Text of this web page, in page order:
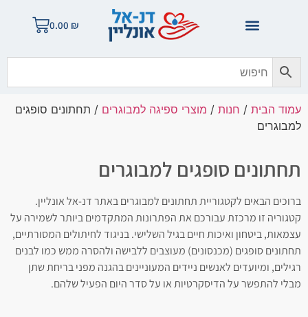
0.00 ₪
עמוד הבית / חנות / מוצרי ספיגה למבוגרים / תחתונים סופגים
למבוגרים
תחתונים סופגים למבוגרים
ברוכים הבאים לקטגוריית תחתונים למבוגרים באתר דנ-אל אונליין.
קטגוריה זו מרכזת עבורכם את הפתרונות המתקדמים ביותר לשמירה על
עצמאות, ביטחון ואיכות חיים בגיל השלישי. בניגוד לחיתולים המסורתיים,
תחתונים סופגים (מכנסונים) מעוצבים ללבישה ולהסרה ממש כמו לבנים
רגילים, ומיועדים לאנשים ניידים המעוניינים בהגנה מפני בריחת שתן
מבלי להתפשר על הדיסקרטיות או על סדר היום הפעיל שלהם.